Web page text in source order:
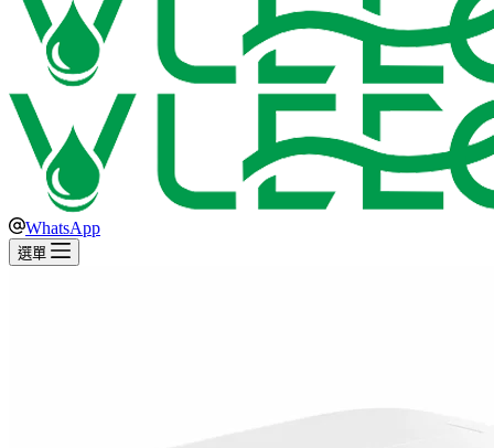
WhatsApp
選單